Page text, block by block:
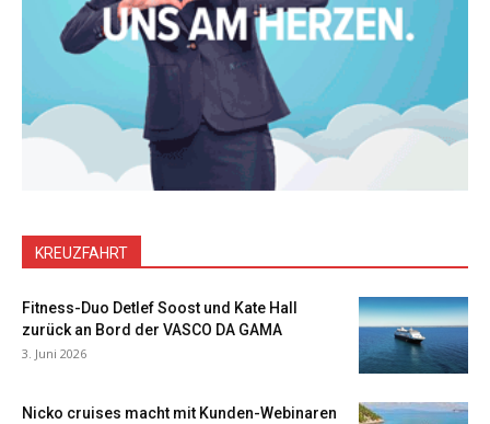
KREUZFAHRT
Fitness-Duo Detlef Soost und Kate Hall
zurück an Bord der VASCO DA GAMA
3. Juni 2026
Nicko cruises macht mit Kunden-Webinaren